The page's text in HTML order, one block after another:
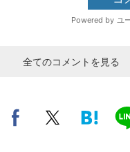
全てのコメントを見る